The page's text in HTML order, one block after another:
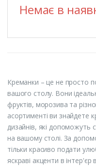
Немає в
Креманки – це не просто
вашого столу. Вони
фруктів, морозива та
асортименті ви знайдете
дизайнів, які
на вашому столі. За
тільки красиво подати
яскраві акценти в інтер'єр